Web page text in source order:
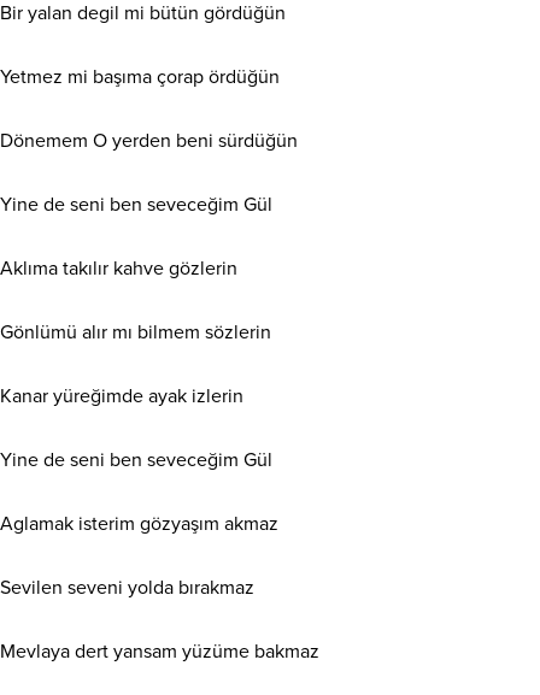
Bir yalan degil mi bütün gördüğün
Yetmez mi başıma çorap ördüğün
Dönemem O yerden beni sürdüğün
Yine de seni ben seveceğim Gül
Aklıma takılır kahve gözlerin
Gönlümü alır mı bilmem sözlerin
Kanar yüreğimde ayak izlerin
Yine de seni ben seveceğim Gül
Aglamak isterim gözyaşım akmaz
Sevilen seveni yolda bırakmaz
Mevlaya dert yansam yüzüme bakmaz